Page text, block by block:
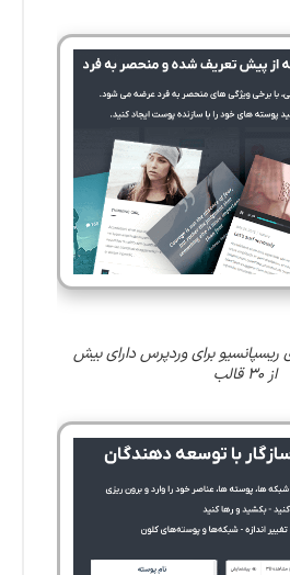
ریسپانسیو برای وردپرس دارای بیش
از 30 قالب